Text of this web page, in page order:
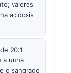
valores
acidosis
20:1
a unha
o sangrado